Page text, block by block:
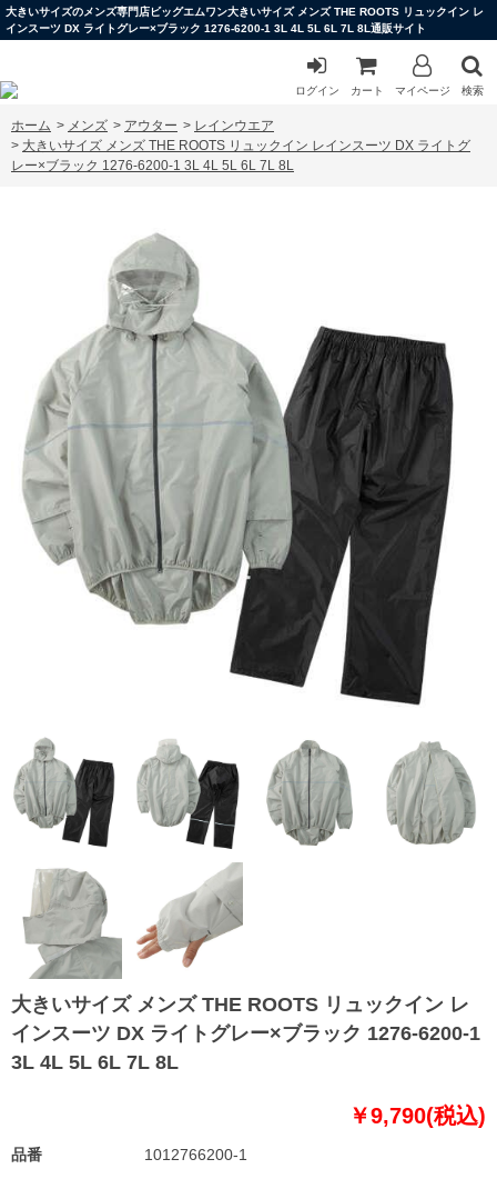
大きいサイズのメンズ専門店ビッグエムワン大きいサイズ メンズ THE ROOTS リュックイン レ
インスーツ DX ライトグレー×ブラック 1276-6200-1 3L 4L 5L 6L 7L 8L通販サイト
ログイン カート マイページ 検索
ホーム > メンズ > アウター > レインウエア
> 大きいサイズ メンズ THE ROOTS リュックイン レインスーツ DX ライトグ
レー×ブラック 1276-6200-1 3L 4L 5L 6L 7L 8L
大きいサイズ メンズ THE ROOTS リュックイン レ
インスーツ DX ライトグレー×ブラック 1276-6200-1
3L 4L 5L 6L 7L 8L
￥9,790(税込)
品番 1012766200-1